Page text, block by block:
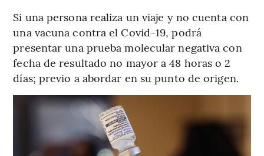
Si una persona realiza un viaje y no cuenta con
una vacuna contra el Covid-19, podrá
presentar una prueba molecular negativa con
fecha de resultado no mayor a 48 horas o 2
días; previo a abordar en su punto de origen.